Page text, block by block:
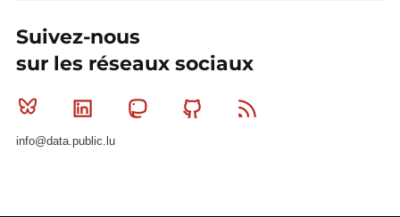
Suivez-nous
sur les réseaux sociaux
Bluesky Linkedin MastodonGithub
info@data.public.lu